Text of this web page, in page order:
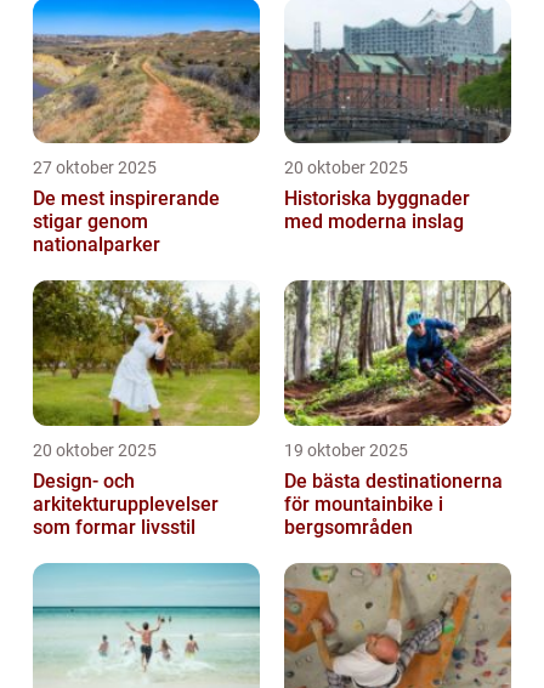
27 oktober 2025
De mest inspirerande
stigar genom
nationalparker
20 oktober 2025
Historiska byggnader
med moderna inslag
20 oktober 2025
Design- och
arkitekturupplevelser
som formar livsstil
19 oktober 2025
De bästa destinationerna
för mountainbike i
bergsområden